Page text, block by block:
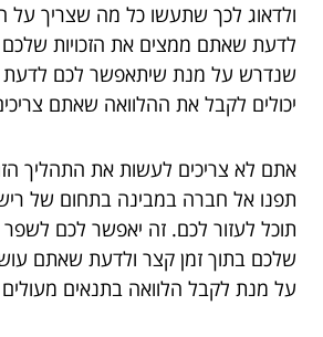
ולדאוג לכך שתעשו כל מה שצריך על
לדעת שאתם ממצים את הזכויות שלכם
שנדרש על מנת שיתאפשר לכם לדעת
יכולים לקבל את ההלוואה שאתם
אתם לא צריכים לעשות את התהליך
תוכל לעזור לכם. זה יאפשר לכם
שלכם בתוך זמן קצר ולדעת שאתם
על מנת לקבל הלוואה בתנאים